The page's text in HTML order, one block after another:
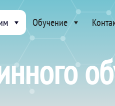
Обучение